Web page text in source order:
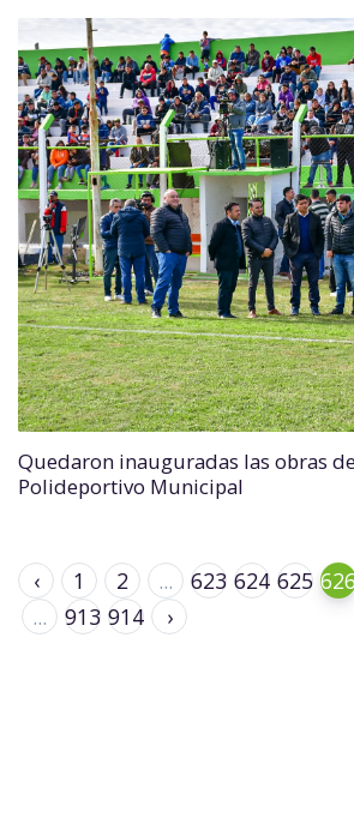
Quedaron inauguradas las obras
Polideportivo Municipal
‹ 1 2 ... 623 624 625
...
913 914 ›